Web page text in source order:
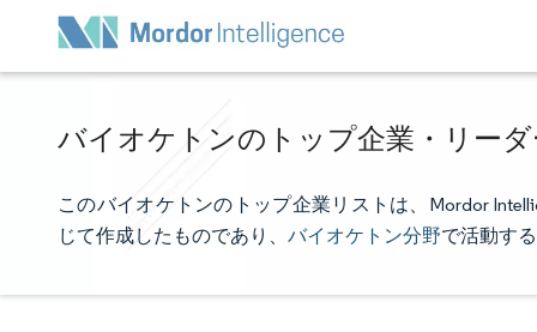
バイオケトンのトップ企業・リー
このバイオケトンのトップ企業リストは、Mordor
じて作成したものであり、 バイオケトン分野で活動す